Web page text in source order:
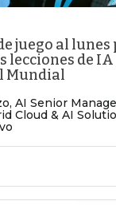
juego al lunes
lecciones de
Mundial
AI Senior
Cloud & AI